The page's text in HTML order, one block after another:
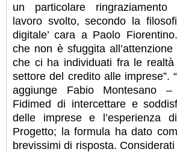
un particolare ringraziamento
lavoro svolto, secondo la
digitale’ cara a Paolo
che non è sfuggita
che ci ha individuati fra le realtà
settore del credito alle imprese”.
aggiunge Fabio Montesano
Fidimed di intercettare e
delle imprese e l’esperienza
Progetto; la formula ha dato
brevissimi di risposta.